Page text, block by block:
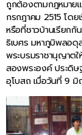
ถูกต้องตามกฎหมาย
กรกฎาคม 2515 โดย
หรือที่ชาวบ้านเรียกกั
ธิเบศร มหาภูมิพลอดุ
พระบรมราชานุญาต
สองพระองค์ ประดิษ
อุโบสถ เมื่อวันที่ 9 มิ